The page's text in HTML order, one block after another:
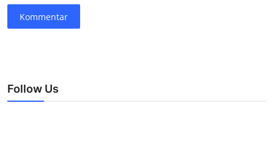
Kommentar
Follow Us